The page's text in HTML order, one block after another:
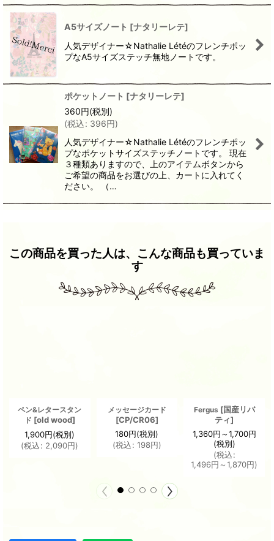
A5サイズノート [ナタリーレテ]
人気デザイナー☆Nathalie Létéのフレンチポッ
プなA5サイズステッチ無地ノートです。
ポケットノート [ナタリーレテ]
360円(税別)
(税込: 396円)
人気デザイナー☆Nathalie Létéのフレンチポッ
プなポケットサイズステッチノートです。 現在
３種類ありますので、上のアイテムボタンから
ご希望の商品をお選びの上、カートに入れてく
ださい。 （…
この商品を買った人は、こんな商品も買っていま
す
ペン&レタースタン
ド [old wood]
1,900円(税別)
(税込: 2,090円)
メッセージカード
[CP/CR06]
180円(税別)
(税込: 198円)
Fergus [国産リバ
ティ]
1,360円～1,700円
(税別)
(税込:
1,496円 ～1,870円)